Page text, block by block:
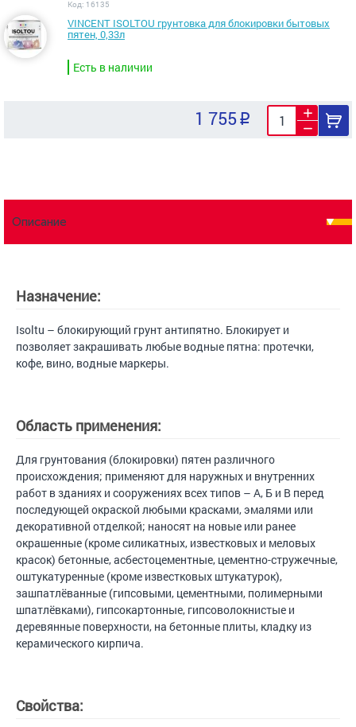
Код: 16135
VINCENT ISOLTOU грунтовка для блокировки бытовых
пятен, 0,33л
Есть в наличии
1 755
Описание
Назначение:
Isoltu – блокирующий грунт антипятно. Блокирует и
позволяет закрашивать любые водные пятна: протечки,
кофе, вино, водные маркеры.
Область применения:
Для грунтования (блокировки) пятен различного
происхождения; применяют для наружных и внутренних
работ в зданиях и сооружениях всех типов – А, Б и В перед
последующей окраской любыми красками, эмалями или
декоративной отделкой; наносят на новые или ранее
окрашенные (кроме силикатных, известковых и меловых
красок) бетонные, асбестоцементные, цементно-стружечные,
оштукатуренные (кроме известковых штукатурок),
зашпатлёванные (гипсовыми, цементными, полимерными
шпатлёвками), гипсокартонные, гипсоволокнистые и
деревянные поверхности, на бетонные плиты, кладку из
керамического кирпича.
Свойства: